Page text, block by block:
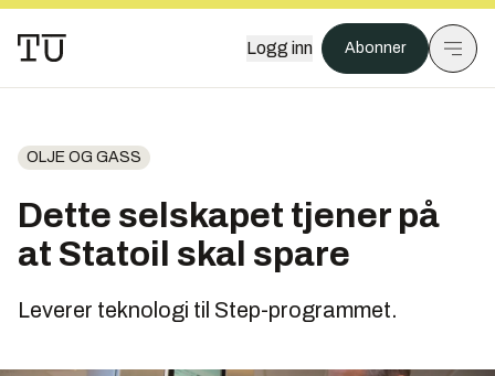
Logg inn Abonner
OLJE OG GASS
Dette selskapet tjener på
at Statoil skal spare
Leverer teknologi til Step-programmet.